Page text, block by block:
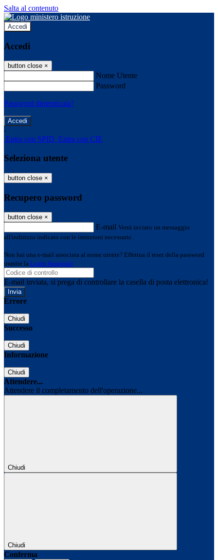
Salta al contenuto
Accedi
Accedi
button close ×
Nome Utente
Password
Password dimenticata?
-
Entra con SPID Entra con CIE
Seleziona utente
button close ×
Recupero password
button close ×
E-mail Verrà inviato un messaggio
all'indirizzo indicato con le istruzioni necessarie.
Non hai una e-mail associata al nome utente? Effettua il reset della password
tramite la Login Spaggiari
E-mail inviata, si prega di controllare la casella di posta elettronica!
Errore
Chiudi
Successo
Chiudi
Informazione
Chiudi
Attendere...
Attendere il completamento dell'operazione...
Chiudi
Chiudi
Conferma